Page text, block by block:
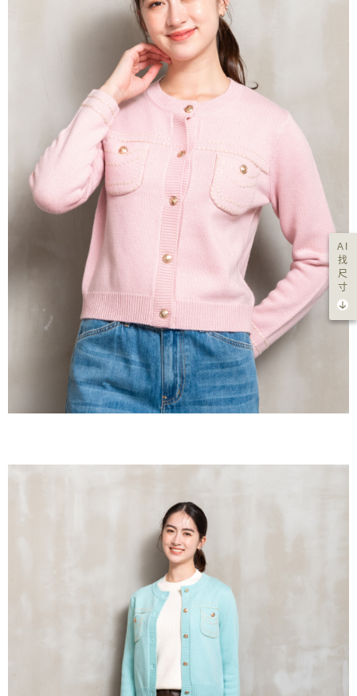
AI
找
尺
寸